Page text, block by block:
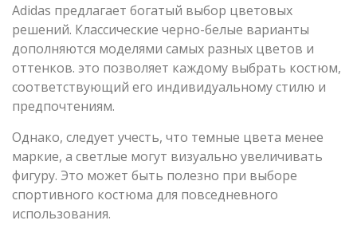
Adidas предлагает богатый выбор цветовых
решений. Классические черно-белые варианты
дополняются моделями самых разных цветов и
оттенков. это позволяет каждому выбрать костюм,
соответствующий его индивидуальному стилю и
предпочтениям.
Однако, следует учесть, что темные цвета менее
маркие, а светлые могут визуально увеличивать
фигуру. Это может быть полезно при выборе
спортивного костюма для повседневного
использования.